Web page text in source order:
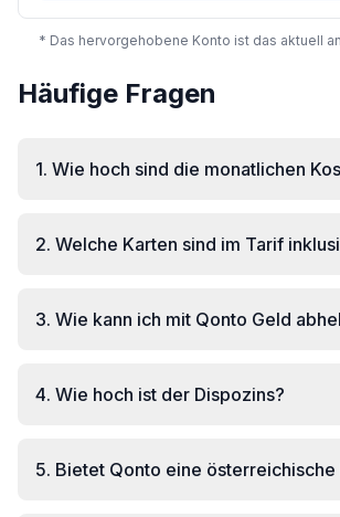
* Das hervorgehobene Konto ist das aktuell
Häufige Fragen
1. Wie hoch sind die monatlichen
2. Welche Karten sind im Tarif
3. Wie kann ich mit Qonto Geld
4. Wie hoch ist der Dispozins?
5. Bietet Qonto eine österreichische